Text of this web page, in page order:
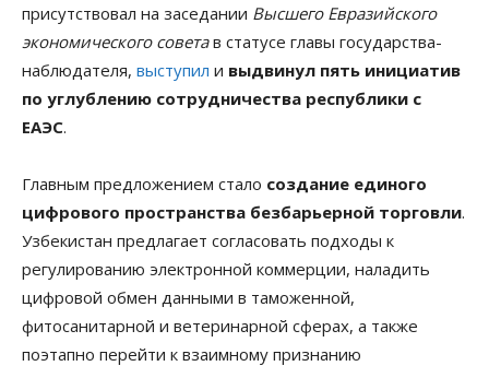
присутствовал на заседании Высшего Евразийского
экономического советав статусе главы государства-
наблюдателя, выступил и выдвинул пять инициатив
по углублению сотрудничества республики с
ЕАЭС.
Главным предложением стало создание единого
цифрового пространства безбарьерной торговли.
Узбекистан предлагает согласовать подходы к
регулированию электронной коммерции, наладить
цифровой обмен данными в таможенной,
фитосанитарной и ветеринарной сферах, а также
поэтапно перейти к взаимному признанию